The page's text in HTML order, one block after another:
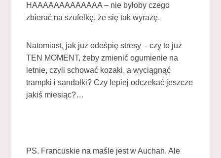
HAAAAAAAAAAAAA – nie byłoby czego
zbierać na szufelkę, że się tak wyrażę.
Natomiast, jak już odeśpię stresy – czy to już
TEN MOMENT, żeby zmienić ogumienie na
letnie, czyli schować kozaki, a wyciągnąć
trampki i sandałki? Czy lepiej odczekać jeszcze
jakiś miesiąc?…
PS. Francuskie na maśle jest w Auchan. Ale